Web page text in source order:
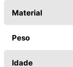
Material
Peso
Idade